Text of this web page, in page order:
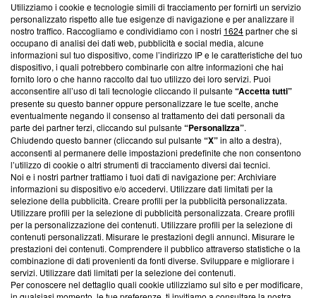
Questa sezione offre informazioni trasparenti su Blasting
News, sui nostri processi editoriali e su come ci impegniamo a
creare news di qualità. Inoltre, afferma la nostra aderenza a
‘Trust Project - News with Integrity’Blasting News non è
ancora membro del programma, ma ha richiesto di farne
parte; Trust Project non ha ancora effettuato una verifica di
conformità agli standard.
Su di noi
Team editoriale
Corporate
Redazione
Informativa Privacy
Cookie Policy
Blasting SA, IDI CHE-247.845.224, Via Carlo Frasca, 3 - 6900
Lugano (Svizzera) Tel:+39 0690258937
Utilizziamo i cookie e tecnologie simili di tracciamento per fornirti un servizio
personalizzato rispetto alle tue esigenze di navigazione e per analizzare il
nostro traffico. Raccogliamo e condividiamo con i nostri 1624partner che si
occupano di analisi dei dati web, pubblicità e social media, alcune
informazioni sul tuo dispositivo, come l’indirizzo IP e le caratteristiche del tuo
dispositivo, i quali potrebbero combinarle con altre informazioni che hai
fornito loro o che hanno raccolto dal tuo utilizzo dei loro servizi. Puoi
acconsentire all’uso di tali tecnologie cliccando il pulsante“Accetta tutti”
presente su questo banner oppure personalizzare le tue scelte, anche
eventualmente negando il consenso al trattamento dei dati personali da
parte dei partner terzi, cliccando sul pulsante“Personalizza”.
Chiudendo questo banner (cliccando sul pulsante“X”in alto a destra),
acconsenti al permanere delle impostazioni predefinite che non consentono
l’utilizzo di cookie o altri strumenti di tracciamento diversi dai tecnici.
Noi e i nostri partner trattiamo i tuoi dati di navigazione per: Archiviare
informazioni su dispositivo e/o accedervi. Utilizzare dati limitati per la
selezione della pubblicità. Creare profili per la pubblicità personalizzata.
Utilizzare profili per la selezione di pubblicità personalizzata. Creare profili
per la personalizzazione dei contenuti. Utilizzare profili per la selezione di
contenuti personalizzati. Misurare le prestazioni degli annunci. Misurare le
prestazioni dei contenuti. Comprendere il pubblico attraverso statistiche o la
combinazione di dati provenienti da fonti diverse. Sviluppare e migliorare i
servizi. Utilizzare dati limitati per la selezione dei contenuti.
Per conoscere nel dettaglio quali cookie utilizziamo sul sito e per modificare,